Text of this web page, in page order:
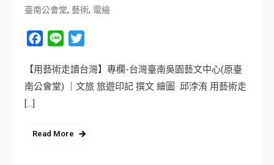
臺南公會堂, 藝術, 電繪
Facebook
Line
【用藝術走讀台灣】專欄-台灣臺南吳園藝文中心(原臺
南公會堂) ｜文旅 旅遊印記 撰文 繪圖 邱浡洧 用藝術走
[…]
Read More